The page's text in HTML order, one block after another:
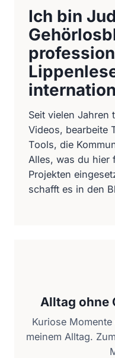
Ich bin
Seit vielen Jahren
Videos, bearbeite
Tools, die
Alles, was du hier
Projekten
schafft es in den
Alltag ohne
Kuriose
meinem Alltag.